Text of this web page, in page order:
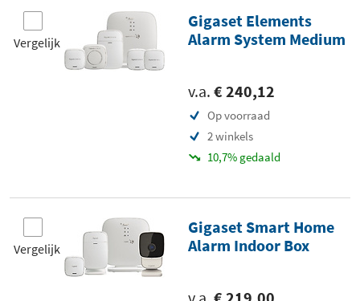
Vergelijk
Gigaset Elements
Alarm System Medium
v.a. € 240,12
Op voorraad
2 winkels
10,7% gedaald
Vergelijk
Gigaset Smart Home
Alarm Indoor Box